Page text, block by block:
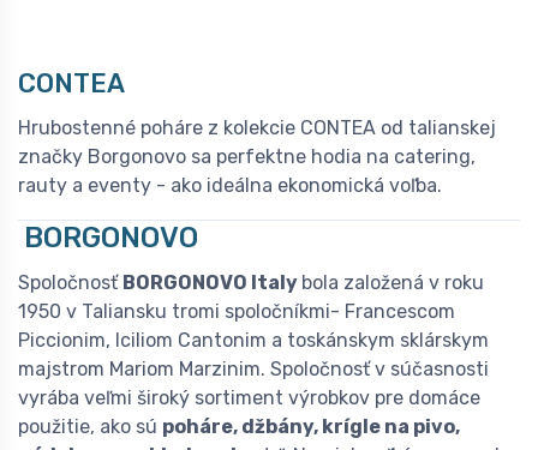
CONTEA
Hrubostenné poháre z kolekcie CONTEA od talianskej
značky Borgonovo sa perfektne hodia na catering,
rauty a eventy - ako ideálna ekonomická voľba.
BORGONOVO
Spoločnosť BORGONOVO Italy bola založená v roku
1950 v Taliansku tromi spoločníkmi- Francescom
Piccionim, Iciliom Cantonim a toskánskym sklárskym
majstrom Mariom Marzinim. Spoločnosť v súčasnosti
vyrába veľmi široký sortiment výrobkov pre domáce
použitie, ako sú poháre, džbány, krígle na pivo,